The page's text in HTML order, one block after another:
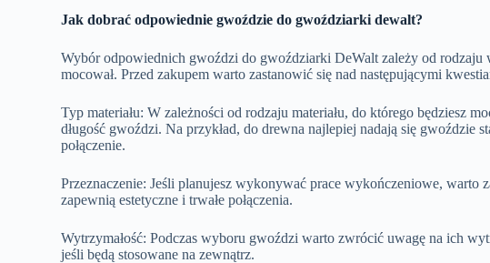
Jak dobrać odpowiednie gwoździe do gwoździarki dewalt?
Wybór odpowiednich gwoździ do gwoździarki DeWalt zależy od rodzaju
mocował. Przed zakupem warto zastanowić się nad następującymi
Typ materiału: W zależności od rodzaju materiału, do którego będziesz
długość gwoździ. Na przykład, do drewna najlepiej nadają się gwoździe
połączenie.
Przeznaczenie: Jeśli planujesz wykonywać prace wykończeniowe,
zapewnią estetyczne i trwałe połączenia.
Wytrzymałość: Podczas wyboru gwoździ warto zwrócić uwagę na ich
jeśli będą stosowane na zewnątrz.